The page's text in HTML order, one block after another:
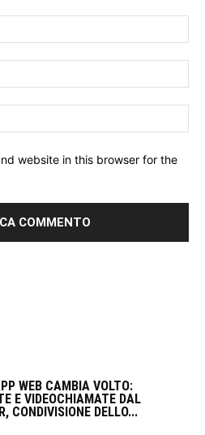
website in this browser for the
WEB CAMBIA VOLTO:
E VIDEOCHIAMATE DAL
CONDIVISIONE DELLO...